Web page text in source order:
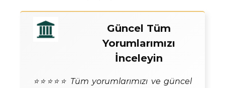
Güncel Tüm
Yorumlarımızı
İnceleyin
⭐⭐⭐⭐⭐ Tüm yorumlarımızı ve güncel